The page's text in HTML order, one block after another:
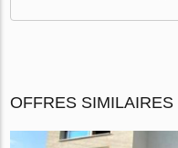
OFFRES SIMILAIRES